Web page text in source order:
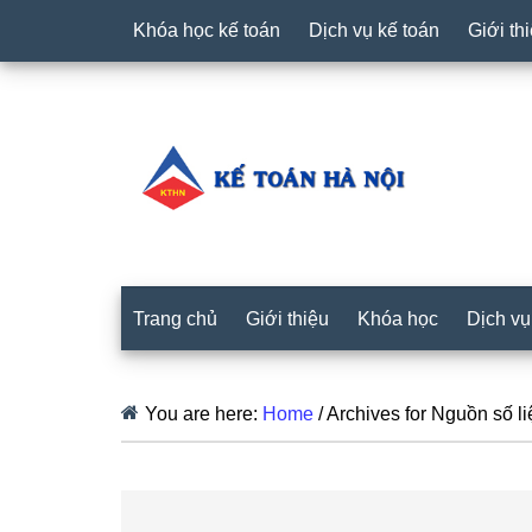
Khóa học kế toán Dịch vụ kế toán Giới
Trang chủ Giới thiệu Khóa học Dịch
You are here: Home /Archives for Nguồn số